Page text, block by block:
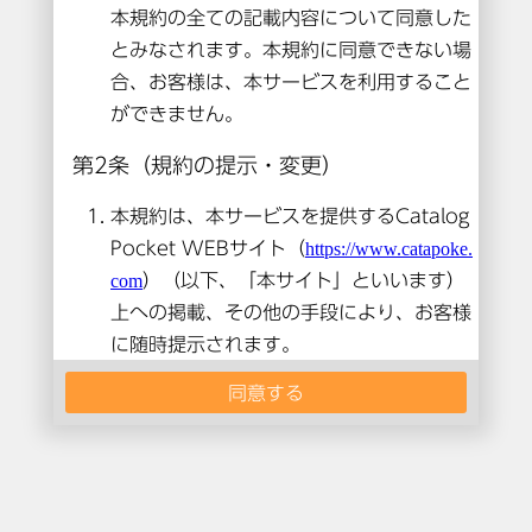
本コンテンツは閲覧できません。